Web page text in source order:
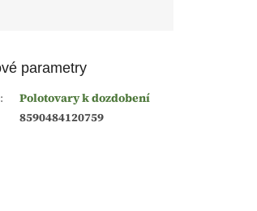
parametry
:
Polotovary k dozdobení
8590484120759